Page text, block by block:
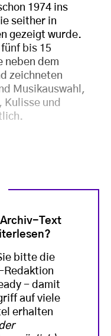
1974 ins
seither in
gezeigt wurde.
bis 15
neben dem
zeichneten
Musikauswahl,
Kulisse und
Text
bitte die
- damit
auf viele
erhalten